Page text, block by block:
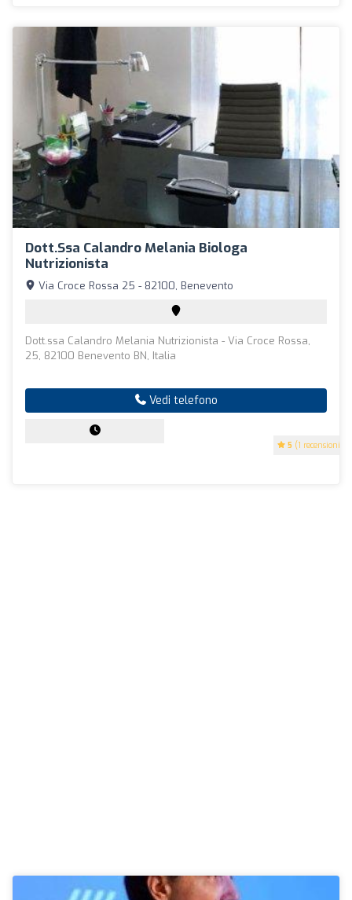
Dott.ssa Calandro Melania Biologa
Nutrizionista
5 (1 recensioni)
Via Croce Rossa 25 - 82100, Benevento
Dott.ssa Calandro Melania Nutrizionista - Via Croce Rossa,
25, 82100 Benevento BN, Italia
Vedi telefono